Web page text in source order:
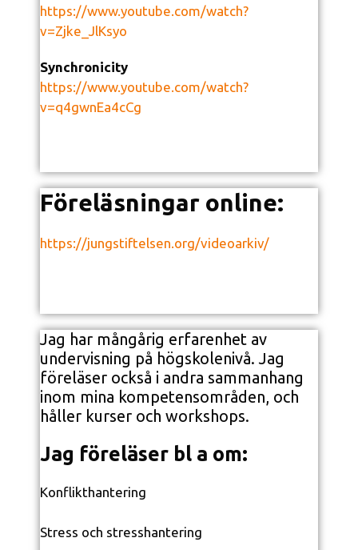
https://www.youtube.com/watch?
v=Zjke_JlKsyo
Synchronicity
https://www.youtube.com/watch?
v=q4gwnEa4cCg
Föreläsningar online:
https://jungstiftelsen.org/videoarkiv/
Jag har mångårig erfarenhet av
undervisning på högskolenivå. Jag
föreläser också i andra sammanhang
inom mina kompetensområden, och
håller kurser och workshops.
Jag föreläser bl a om:
Konflikthantering
Stress och stresshantering